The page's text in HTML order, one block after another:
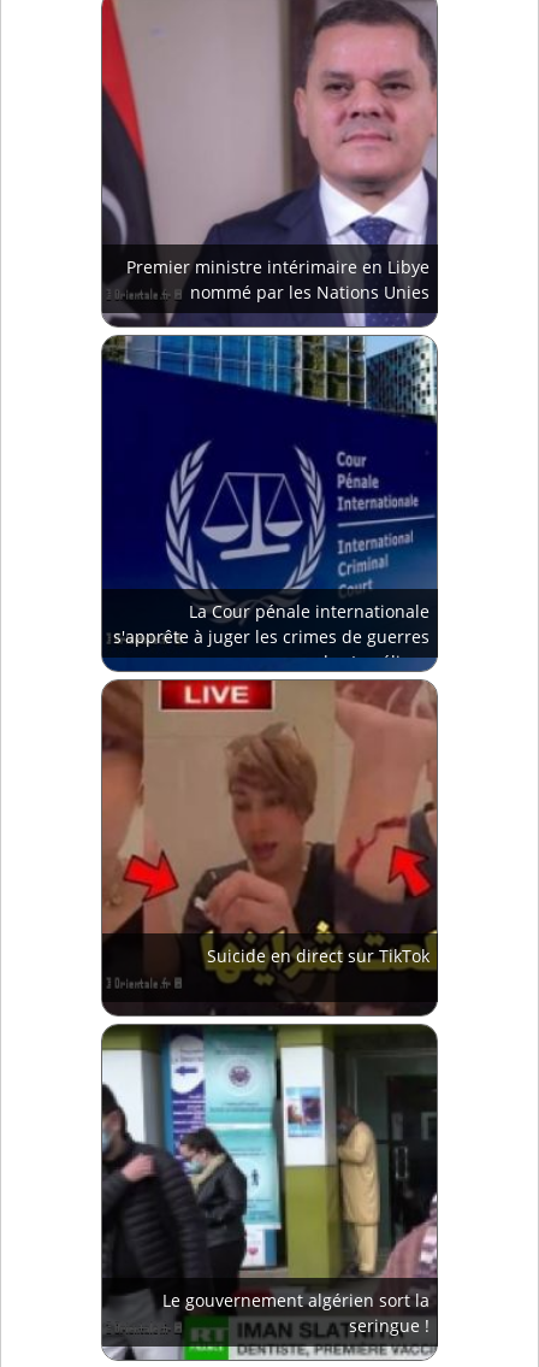
Premier ministre intérimaire en Libye
nommé par les Nations Unies
La Cour pénale internationale
s'apprête à juger les crimes de guerres
des Israéliens
Suicide en direct sur TikTok
Le gouvernement algérien sort la
seringue !